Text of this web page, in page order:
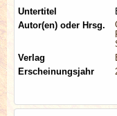
Untertitel
Autor(en) oder Hrsg.
Verlag
Erscheinungsjahr